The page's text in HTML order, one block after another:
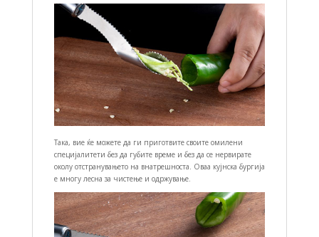
Така, вие ќе можете да ги приготвите своите омилени
специјалитети без да губите време и без да се нервирате
околу отстранувањето на внатрешноста. Оваа кујнска бургија
е многу лесна за чистење и одржување.